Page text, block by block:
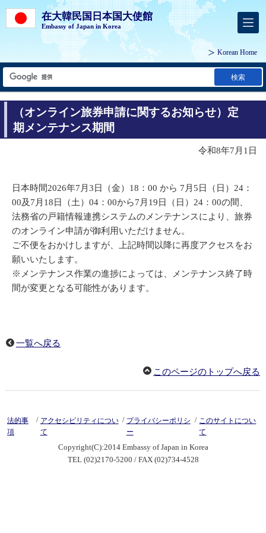
在大韓民国日本国大使館
Embassy of Japan in Korea
Korean Home
検索
（オンライン旅券申請に関するお知らせ）定
期メンテナンス期間
令和8年7月1日
日本時間2026年7月3日（金）18：00 から 7月5日（日）24：
00及7月18日（土）04：00から7月19日（日）24：00の間、
法務省の戸籍情報連携システムのメンテナンスにより、旅券
のオンライン申請が御利用いただけません。
ご不便をおかけしますが、上記時間以降に再度アクセスをお
願いいたします。
※メンテナンス作業の進捗によっては、メンテナンス終了時
間が変更となる可能性があります。
一覧へ戻る
このページのトップへ戻る
法的事
項
/ アクセシビリティについ
て
/ プライバシーポリシ
ー
/ このサイトについ
て
Copyright(C):2014 Embassy of Japan in Korea
TEL (02)2170-5200 / FAX (02)734-4528